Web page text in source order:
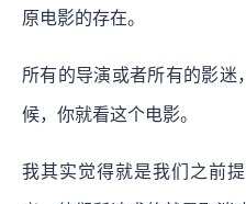
原电影的存在。
所有的导演或者所有的影迷
候，你就看这个电影。
我其实觉得就是我们之前